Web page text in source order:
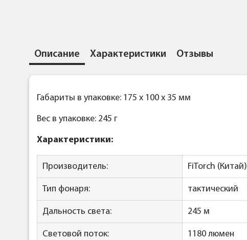
Описание Характеристики Отзывы
Габариты в упаковке: 175 x 100 x 35 мм
Вес в упаковке: 245 г
Характеристики:
Производитель: FiTorch (Китай)
Тип фонаря: тактический
Дальность света: 245 м
Световой поток: 1180 люмен